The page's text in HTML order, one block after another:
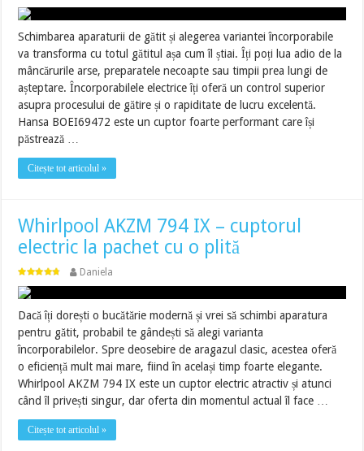
Schimbarea aparaturii de gătit și alegerea variantei încorporabile
va transforma cu totul gătitul așa cum îl știai. Îți poți lua adio de la
mâncărurile arse, preparatele necoapte sau timpii prea lungi de
așteptare. Încorporabilele electrice îți oferă un control superior
asupra procesului de gătire și o rapiditate de lucru excelentă.
Hansa BOEI69472 este un cuptor foarte performant care își
păstrează …
Citește tot articolul »
Whirlpool AKZM 794 IX – cuptorul
electric la pachet cu o plită
Daniela
Dacă îți dorești o bucătărie modernă și vrei să schimbi aparatura
pentru gătit, probabil te gândești să alegi varianta
încorporabilelor. Spre deosebire de aragazul clasic, acestea oferă
o eficiență mult mai mare, fiind în același timp foarte elegante.
Whirlpool AKZM 794 IX este un cuptor electric atractiv și atunci
când îl privești singur, dar oferta din momentul actual îl face …
Citește tot articolul »